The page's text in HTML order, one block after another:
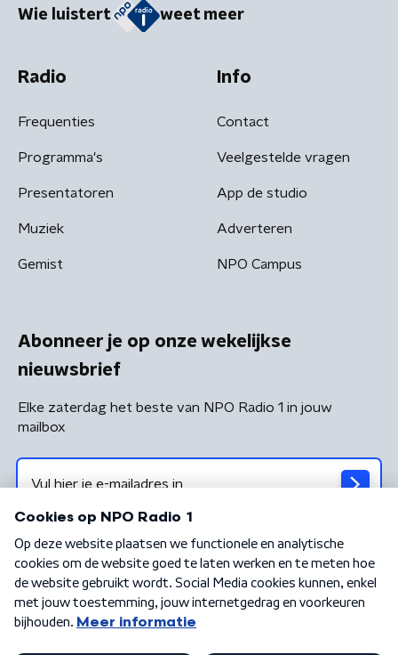
Wie luistert weet meer
Radio
Frequenties
Programma's
Presentatoren
Muziek
Gemist
Info
Contact
Veelgestelde vragen
App de studio
Adverteren
NPO Campus
Abonneer je op onze wekelijkse
nieuwsbrief
Elke zaterdag het beste van NPO Radio 1 in jouw
mailbox
Algemene voorwaarden